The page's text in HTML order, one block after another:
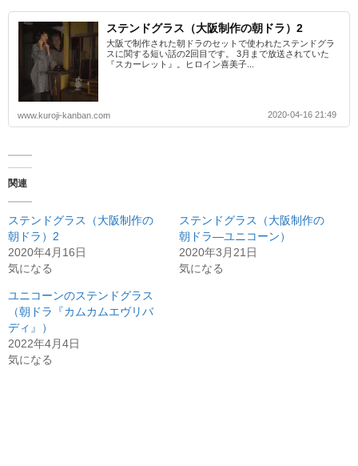
ステンドグラス（大阪制作の朝ドラ）2
大阪で制作された朝ドラのセットで使われたステンドグラ
スに関する短い話の2回目です。 3月まで放送されていた
『スカーレット』。ヒロイン喜美子...
www.kuroji-kanban.com 2020-04-16 21:49
関連
ステンドグラス（大阪制作の
朝ドラ）2
2020年4月16日
気になる
ステンドグラス（大阪制作の
朝ドラ―ユニコーン）
2020年3月21日
気になる
ユニコーンのステンドグラス
（朝ドラ『カムカムエヴリバ
ディ』）
2022年4月4日
気になる